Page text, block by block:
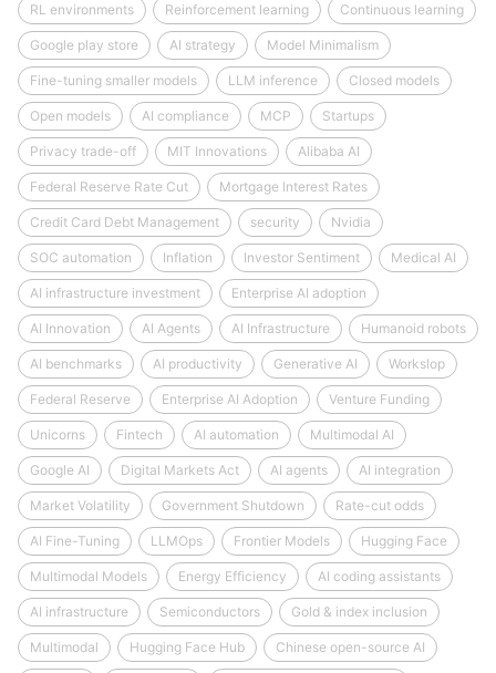
RL environments Reinforcement learning Continuous learning
Google play store AI strategy Model Minimalism
Fine-tuning smaller models LLM inference Closed models
Open models AI compliance MCP Startups
Privacy trade-off MIT Innovations Alibaba AI
Federal Reserve Rate Cut Mortgage Interest Rates
Credit Card Debt Management security Nvidia
SOC automation Inflation Investor Sentiment Medical AI
AI infrastructure investment Enterprise AI adoption
AI Innovation AI Agents AI Infrastructure Humanoid robots
AI benchmarks AI productivity Generative AI Workslop
Federal Reserve Enterprise AI Adoption Venture Funding
Unicorns Fintech AI automation Multimodal AI
Google AI Digital Markets Act AI agents AI integration
Market Volatility Government Shutdown Rate-cut odds
AI Fine-Tuning LLMOps Frontier Models Hugging Face
Multimodal Models Energy Efficiency AI coding assistants
AI infrastructure Semiconductors Gold & index inclusion
Multimodal Hugging Face Hub Chinese open-source AI